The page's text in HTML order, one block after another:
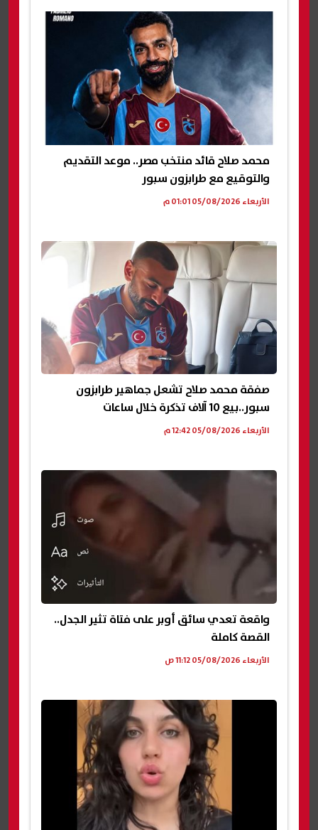
محمد صلاح قائد منتخب مصر.. موعد التقديم
والتوقيع مع طرابزون سبور
الأربعاء 05/08/2026 01:01 م
صفقة محمد صلاح تشعل جماهير طرابزون
سبور..بيع 10 آلاف تذكرة خلال ساعات
الأربعاء 05/08/2026 12:42 م
واقعة تعدي سائق أوبر على فتاة تثير الجدل..
القصة كاملة
الأربعاء 05/08/2026 11:12 ص